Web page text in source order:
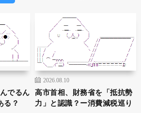
でるん
る？
2026.08.10
高市首相、財務省を「抵抗勢
力」と認識？ー消費減税巡り